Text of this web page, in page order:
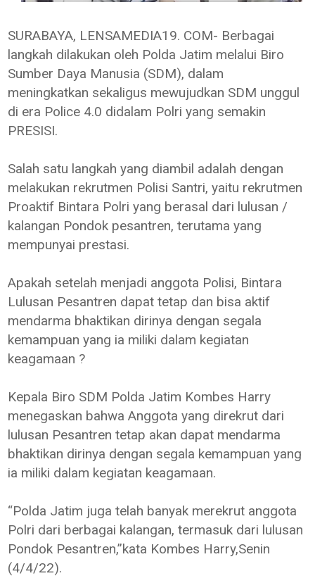
SURABAYA, LENSAMEDIA19. COM- Berbagai
langkah dilakukan oleh Polda Jatim melalui Biro
Sumber Daya Manusia (SDM), dalam
meningkatkan sekaligus mewujudkan SDM unggul
di era Police 4.0 didalam Polri yang semakin
PRESISI.
Salah satu langkah yang diambil adalah dengan
melakukan rekrutmen Polisi Santri, yaitu rekrutmen
Proaktif Bintara Polri yang berasal dari lulusan /
kalangan Pondok pesantren, terutama yang
mempunyai prestasi.
Apakah setelah menjadi anggota Polisi, Bintara
Lulusan Pesantren dapat tetap dan bisa aktif
mendarma bhaktikan dirinya dengan segala
kemampuan yang ia miliki dalam kegiatan
keagamaan ?
Kepala Biro SDM Polda Jatim Kombes Harry
menegaskan bahwa Anggota yang direkrut dari
lulusan Pesantren tetap akan dapat mendarma
bhaktikan dirinya dengan segala kemampuan yang
ia miliki dalam kegiatan keagamaan.
“Polda Jatim juga telah banyak merekrut anggota
Polri dari berbagai kalangan, termasuk dari lulusan
Pondok Pesantren,”kata Kombes Harry,Senin
(4/4/22).